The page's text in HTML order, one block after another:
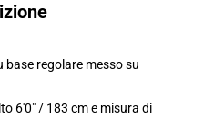
base regolare messo su
6'0" / 183 cm e misura di